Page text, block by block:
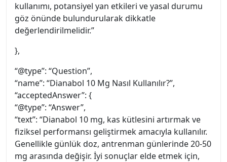
kullanımı, potansiyel yan etkileri ve yasal durumu
göz önünde bulundurularak dikkatle
değerlendirilmelidir.”
},
“@type”: “Question”,
“name”: “Dianabol 10 Mg Nasıl Kullanılır?”,
“acceptedAnswer”: {
“@type”: “Answer”,
“text”: “Dianabol 10 mg, kas kütlesini artırmak ve
fiziksel performansı geliştirmek amacıyla kullanılır.
Genellikle günlük doz, antrenman günlerinde 20-50
mg arasında değişir. İyi sonuçlar elde etmek için,